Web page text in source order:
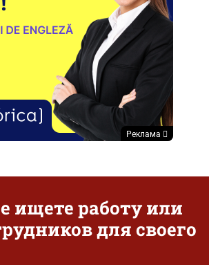
Реклама
ищете работу или
для своего